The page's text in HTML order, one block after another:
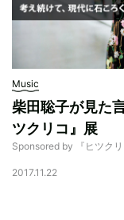
Music
柴田聡子が見た
ツクリコ』展
Sponsored by 『ヒツク
2017.11.22